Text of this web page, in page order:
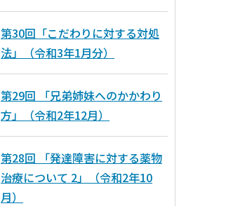
第30回「こだわりに対する対処
法」（令和3年1月分）
第29回 「兄弟姉妹へのかかわり
方」（令和2年12月）
第28回 「発達障害に対する薬物
治療について 2」（令和2年10
月）